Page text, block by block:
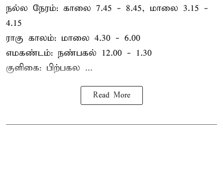
நல்ல நேரம்: காலை 7.45 - 8.45, மாலை 3.15 -
4.15
ராகு காலம்: மாலை 4.30 - 6.00
எமகண்டம்: நண்பகல் 12.00 - 1.30
குளிகை: பிற்பகல ...
Read More